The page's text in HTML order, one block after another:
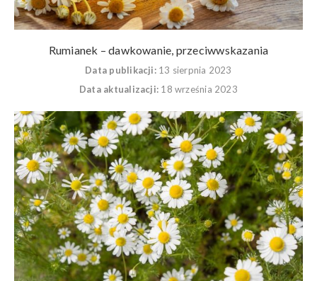
Rumianek – dawkowanie, przeciwwskazania
Data publikacji: 13 sierpnia 2023
Data aktualizacji: 18 września 2023